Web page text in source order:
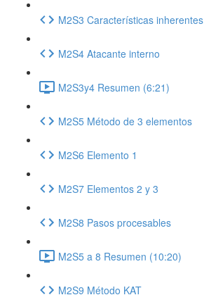
M2S3 Características inherentes
M2S4 Atacante interno
M2S3y4 Resumen (6:21)
M2S5 Método de 3 elementos
M2S6 Elemento 1
M2S7 Elementos 2 y 3
M2S8 Pasos procesables
M2S5 a 8 Resumen (10:20)
M2S9 Método KAT